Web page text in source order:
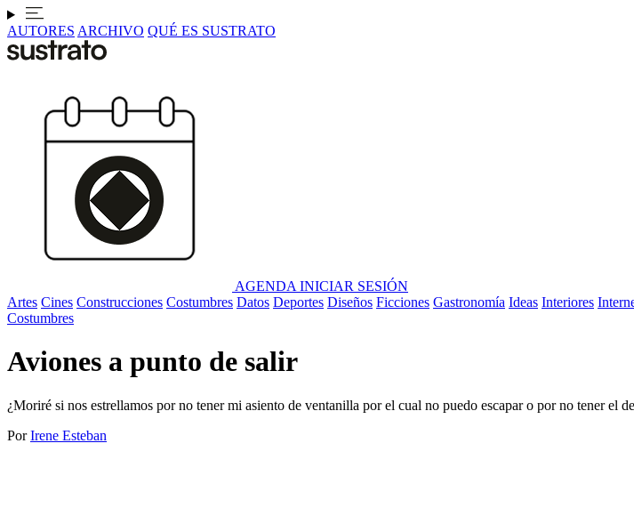
AUTORES ARCHIVO QUÉ ES SUSTRATO
AGENDA INICIAR SESIÓN
Artes Cines Construcciones Costumbres Datos Deportes Diseños Ficciones Gastronomía Ideas Interiores
Costumbres
Aviones a punto de salir
¿Moriré si nos estrellamos por no tener mi asiento de ventanilla por el cual no puedo escapar o por no tener el
Por Irene Esteban